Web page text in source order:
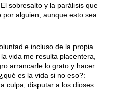
sobre­salto y la parálisis que
alguien, aunque esto sea
e incluso de la propia
vida me resulta placentera,
arrancarle lo grato y hacer
es la vida si no eso?:
culpa, disputar a los dioses